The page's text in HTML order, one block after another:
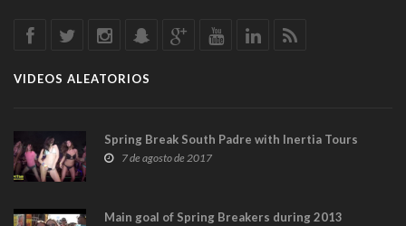
VIDEOS ALEATORIOS
Spring Break South Padre with Inertia Tours
7 de agosto de 2017
Main goal of Spring Breakers during 2013